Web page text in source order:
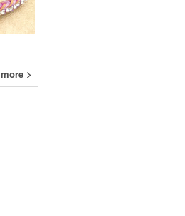
more >